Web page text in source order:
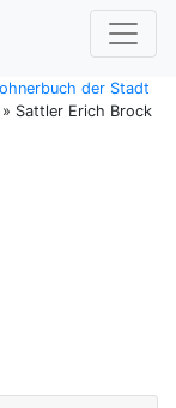
der Stadt
» Sattler Erich Brock